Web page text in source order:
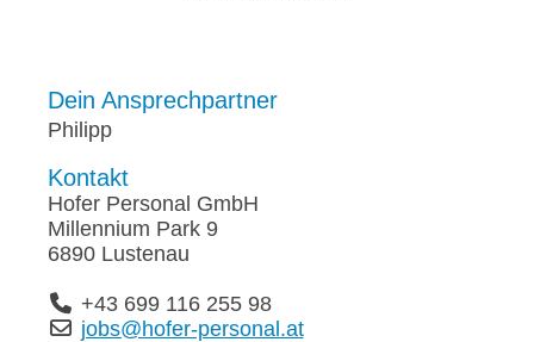
Dein Ansprechpartner
Philipp
Kontakt
Hofer Personal GmbH
Millennium Park 9
6890 Lustenau
+43 699 116 255 98
jobs@hofer-personal.at